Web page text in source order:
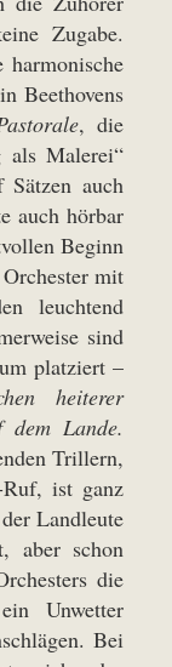
Zugabe.
harmonische
Beethovens
, die
als Malerei“
auch
auch hörbar
Beginn
Orchester mit
leuchtend
sind
platziert –
heiterer
dem Lande.
Trillern,
ist ganz
Landleute
aber schon
die
Unwetter
Bei